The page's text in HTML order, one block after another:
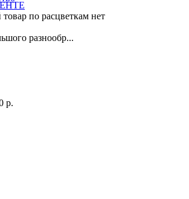
по расцветкам нет
разнообр...
р.